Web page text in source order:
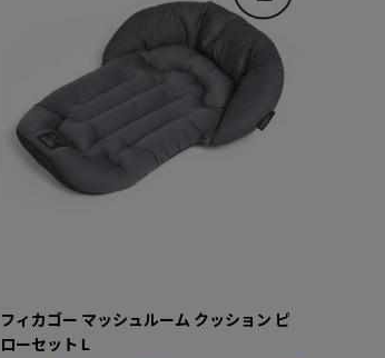
フィカゴー マッシュルーム クッション ピ
ローセット L